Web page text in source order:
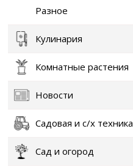
Разное
Кулинария
Комнатные растения
Новости
Садовая и с/х техника
Сад и огород